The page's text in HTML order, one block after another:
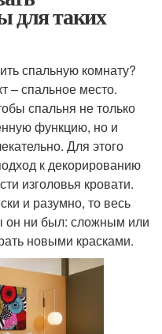
для таких
спальную комнату?
– спальное место.
спальня не только
функцию, но и
Для этого
к декорированию
изголовья кровати.
и разумно, то весь
он ни был: сложным или
новыми красками.